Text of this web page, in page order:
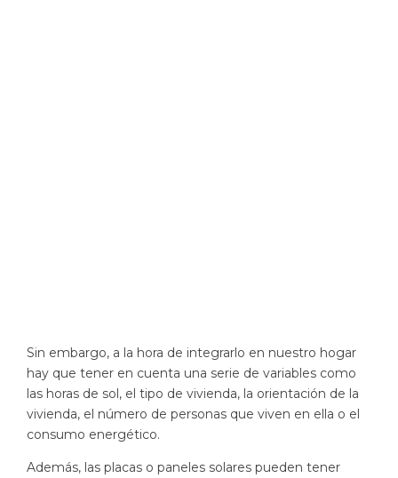
Sin embargo, a la hora de integrarlo en nuestro hogar
hay que tener en cuenta una serie de variables como
las horas de sol, el tipo de vivienda, la orientación de la
vivienda, el número de personas que viven en ella o el
consumo energético.
Además, las placas o paneles solares pueden tener